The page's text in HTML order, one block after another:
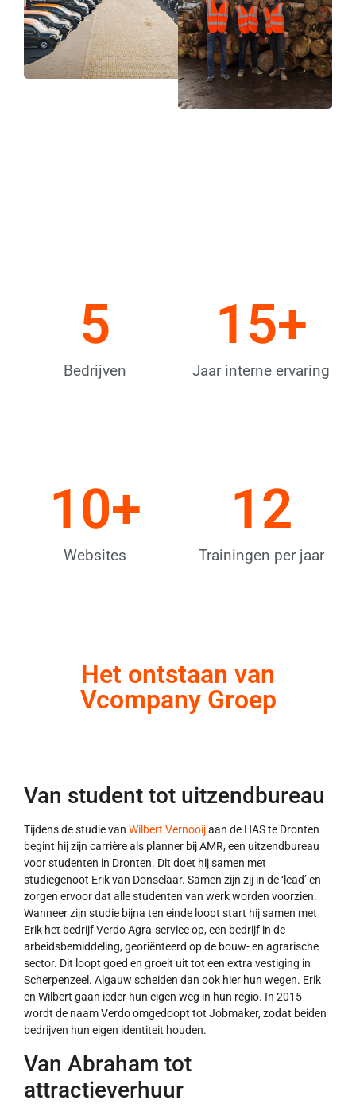
Bedrijven
5
Jaar interne ervaring
15+
Websites
10+
Trainingen per jaar
12
Het ontstaan van
Vcompany Groep
Van student tot uitzendbureau
Tijdens de studie van Wilbert Vernooijaan de HAS te Dronten
begint hij zijn carrière als planner bij AMR, een uitzendbureau
voor studenten in Dronten. Dit doet hij samen met
studiegenoot Erik van Donselaar. Samen zijn zij in de ‘lead’ en
zorgen ervoor dat alle studenten van werk worden voorzien.
Wanneer zijn studie bijna ten einde loopt start hij samen met
Erik het bedrijf Verdo Agra-service op, een bedrijf in de
arbeidsbemiddeling, georiënteerd op de bouw- en agrarische
sector. Dit loopt goed en groeit uit tot een extra vestiging in
Scherpenzeel. Algauw scheiden dan ook hier hun wegen. Erik
en Wilbert gaan ieder hun eigen weg in hun regio. In 2015
wordt de naam Verdo omgedoopt tot Jobmaker, zodat beiden
bedrijven hun eigen identiteit houden.
Van Abraham tot
attractieverhuur